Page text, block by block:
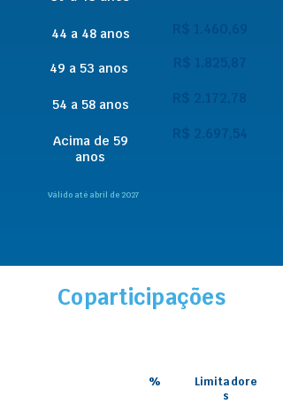
44 a 48 anos
49 a 53 anos
54 a 58 anos
Acima de 59
anos
Válido até abril de 2027
R$ 2.697,54
Coparticipações
%
Limitadore
s